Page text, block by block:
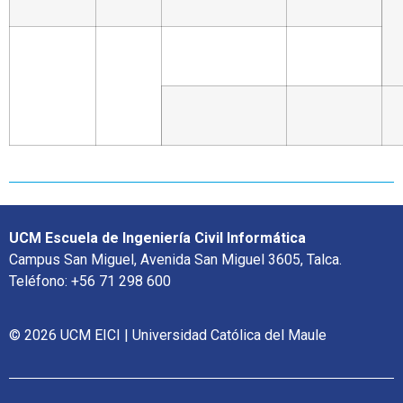
UCM Escuela de Ingeniería Civil Informática
Campus San Miguel, Avenida San Miguel 3605, Talca.
Teléfono: +56 71 298 600
© 2026 UCM EICI | Universidad Católica del Maule